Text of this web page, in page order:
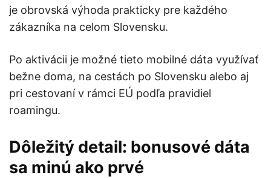
je obrovská výhoda prakticky pre každého
zákazníka na celom Slovensku.
Po aktivácii je možné tieto mobilné dáta využívať
bežne doma, na cestách po Slovensku alebo aj
pri cestovaní v rámci EÚ podľa pravidiel
roamingu.
Dôležitý detail: bonusové dáta
sa minú ako prvé